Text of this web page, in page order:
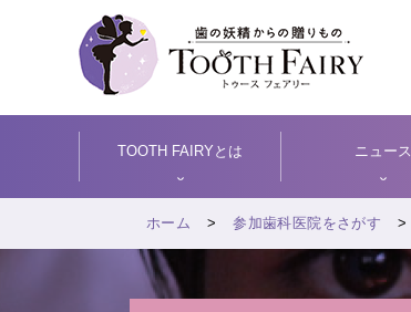
TOOTH FAIRYとは ニュース
ホーム 参加歯科医院をさがす